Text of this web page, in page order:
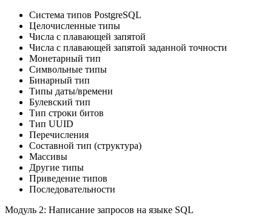
Система типов PostgreSQL
Целочисленные типы
Числа с плавающей запятой
Числа с плавающей запятой заданной точности
Монетарный тип
Символьные типы
Бинарный тип
Типы даты/времени
Булевский тип
Тип строки битов
Тип UUID
Перечисления
Составной тип (структура)
Массивы
Другие типы
Приведение типов
Последовательности
Модуль 2: Написание запросов на языке SQL